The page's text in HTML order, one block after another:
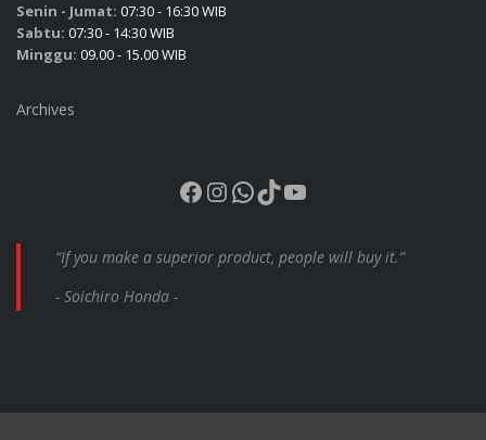
Senin - Jumat: 07:30 - 16:30 WIB
Sabtu: 07:30 - 14:30 WIB
Minggu: 09.00 - 15.00 WIB
Archives
Facebook
Instagram
WhatsApp
TikTok
YouTube
“If you make a superior product, people will buy it.”
- Soichiro Honda -